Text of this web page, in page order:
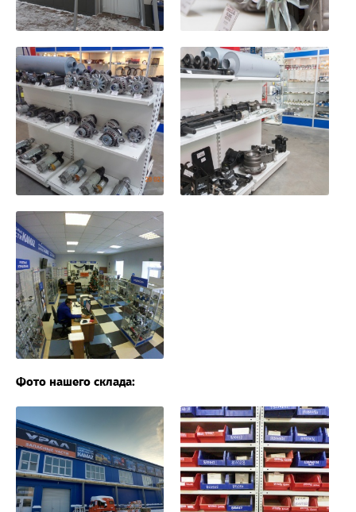
Фото нашего склада: